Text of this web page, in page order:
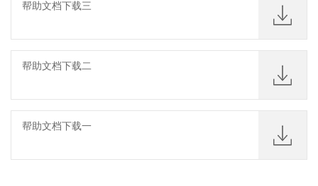
帮助文档下载三
帮助文档下载二
帮助文档下载一